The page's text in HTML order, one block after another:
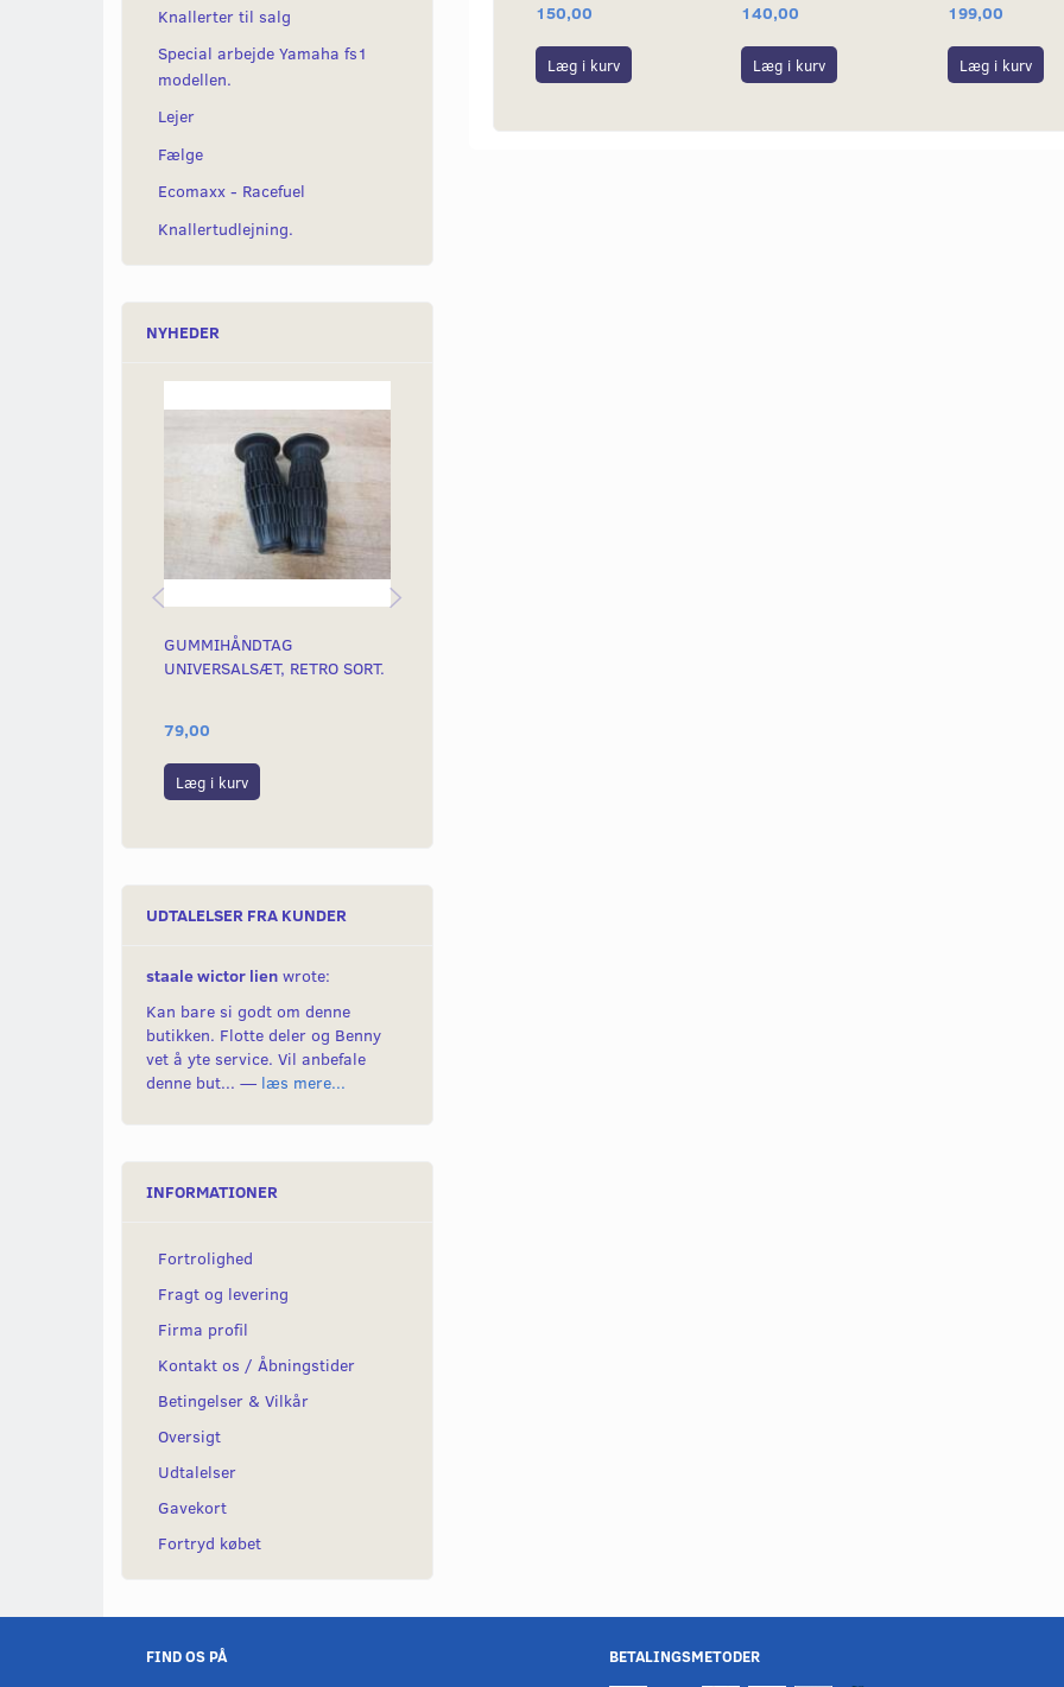
Knallerter til salg
Special arbejde Yamaha fs1
modellen.
Lejer
Fælge
Ecomaxx - Racefuel
Knallertudlejning.
NYHEDER
GUMMIHÅNDTAG
UNIVERSALSÆT, RETRO SORT.
79,00
Læg i kurv
UDTALELSER FRA KUNDER
staale wictor lien wrote:
Kan bare si godt om denne
butikken. Flotte deler og Benny
vet å yte service. Vil anbefale
denne but... — læs mere...
INFORMATIONER
Fortrolighed
Fragt og levering
Firma profil
Kontakt os / Åbningstider
Betingelser & Vilkår
Oversigt
Udtalelser
Gavekort
Fortryd købet
150,00
Læg i kurv
140,00
Læg i kurv
199,00
Læg i kurv
FIND OS PÅ BETALINGSMETODER